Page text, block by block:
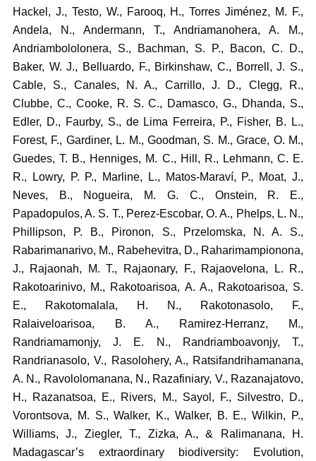
Hackel, J., Testo, W., Farooq, H., Torres Jiménez, M. F.,
Andela, N., Andermann, T., Andriamanohera, A. M.,
Andriambololonera, S., Bachman, S. P., Bacon, C. D.,
Baker, W. J., Belluardo, F., Birkinshaw, C., Borrell, J. S.,
Cable, S., Canales, N. A., Carrillo, J. D., Clegg, R.,
Clubbe, C., Cooke, R. S. C., Damasco, G., Dhanda, S.,
Edler, D., Faurby, S., de Lima Ferreira, P., Fisher, B. L.,
Forest, F., Gardiner, L. M., Goodman, S. M., Grace, O. M.,
Guedes, T. B., Henniges, M. C., Hill, R., Lehmann, C. E.
R., Lowry, P. P., Marline, L., Matos-Maraví, P., Moat, J.,
Neves, B., Nogueira, M. G. C., Onstein, R. E.,
Papadopulos, A. S. T., Perez-Escobar, O. A., Phelps, L. N.,
Phillipson, P. B., Pironon, S., Przelomska, N. A. S.,
Rabarimanarivo, M., Rabehevitra, D., Raharimampionona,
J., Rajaonah, M. T., Rajaonary, F., Rajaovelona, L. R.,
Rakotoarinivo, M., Rakotoarisoa, A. A., Rakotoarisoa, S.
E., Rakotomalala, H. N., Rakotonasolo, F.,
Ralaiveloarisoa, B. A., Ramirez-Herranz, M.,
Randriamamonjy, J. E. N., Randriamboavonjy, T.,
Randrianasolo, V., Rasolohery, A., Ratsifandrihamanana,
A. N., Ravololomanana, N., Razafiniary, V., Razanajatovo,
H., Razanatsoa, E., Rivers, M., Sayol, F., Silvestro, D.,
Vorontsova, M. S., Walker, K., Walker, B. E., Wilkin, P.,
Williams, J., Ziegler, T., Zizka, A., & Ralimanana, H.
Madagascar’s extraordinary biodiversity: Evolution,